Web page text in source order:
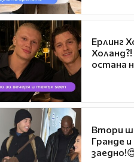
Ерлинг
остана
Втори
Гранде